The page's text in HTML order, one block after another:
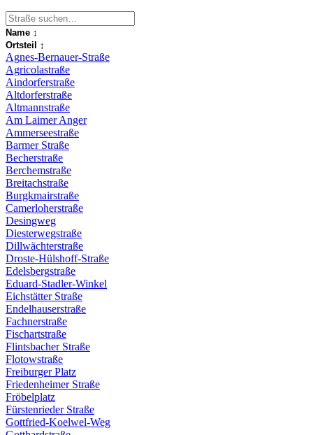
Name ↕
Ortsteil ↕
Agnes-Bernauer-Straße
Agricolastraße
Aindorferstraße
Altdorferstraße
Altmannstraße
Am Laimer Anger
Ammerseestraße
Barmer Straße
Becherstraße
Berchemstraße
Breitachstraße
Burgkmairstraße
Camerloherstraße
Desingweg
Diesterwegstraße
Dillwächterstraße
Droste-Hülshoff-Straße
Edelsbergstraße
Eduard-Stadler-Winkel
Eichstätter Straße
Endelhauserstraße
Fachnerstraße
Fischartstraße
Flintsbacher Straße
Flotowstraße
Freiburger Platz
Friedenheimer Straße
Fröbelplatz
Fürstenrieder Straße
Gottfried-Koelwel-Weg